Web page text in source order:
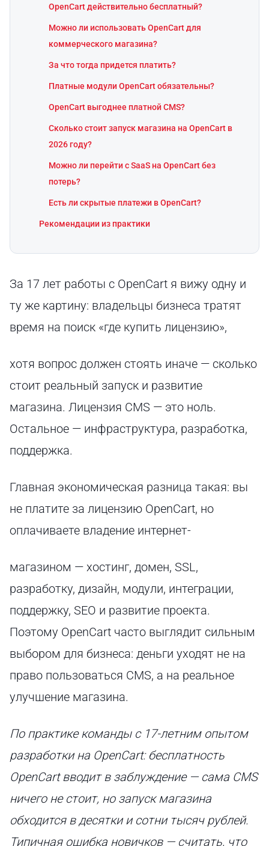
OpenCart действительно бесплатный?
Можно ли использовать OpenCart для
коммерческого магазина?
За что тогда придется платить?
Платные модули OpenCart обязательны?
OpenCart выгоднее платной CMS?
Сколько стоит запуск магазина на OpenCart в
2026 году?
Можно ли перейти с SaaS на OpenCart без
потерь?
Есть ли скрытые платежи в OpenCart?
Рекомендации из практики
За 17 лет работы с OpenCart я вижу одну и
ту же картину: владельцы бизнеса тратят
время на поиск «где купить лицензию»,
хотя вопрос должен стоять иначе — сколько
стоит реальный запуск и развитие
магазина. Лицензия CMS — это ноль.
Остальное — инфраструктура, разработка,
поддержка.
Главная экономическая разница такая: вы
не платите за лицензию OpenCart, но
оплачиваете владение интернет-
магазином — хостинг, домен, SSL,
разработку, дизайн, модули, интеграции,
поддержку, SEO и развитие проекта.
Поэтому OpenCart часто выглядит сильным
выбором для бизнеса: деньги уходят не на
право пользоваться CMS, а на реальное
улучшение магазина.
По практике команды с 17-летним опытом
разработки на OpenCart: бесплатность
OpenCart вводит в заблуждение — сама CMS
ничего не стоит, но запуск магазина
обходится в десятки и сотни тысяч рублей.
Типичная ошибка новичков — считать, что